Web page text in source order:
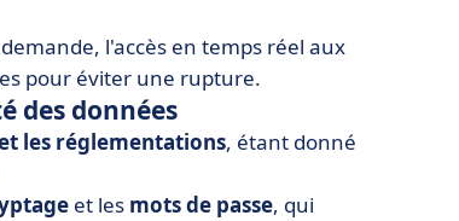
l'accès en temps réel aux
pour éviter une rupture.
des données
les réglementations, étant donné
et les mots de passe, qui